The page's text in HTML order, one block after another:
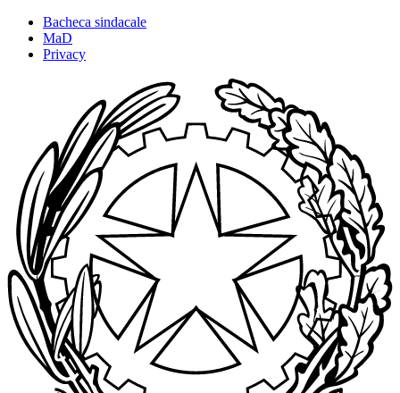
Bacheca sindacale
MaD
Privacy